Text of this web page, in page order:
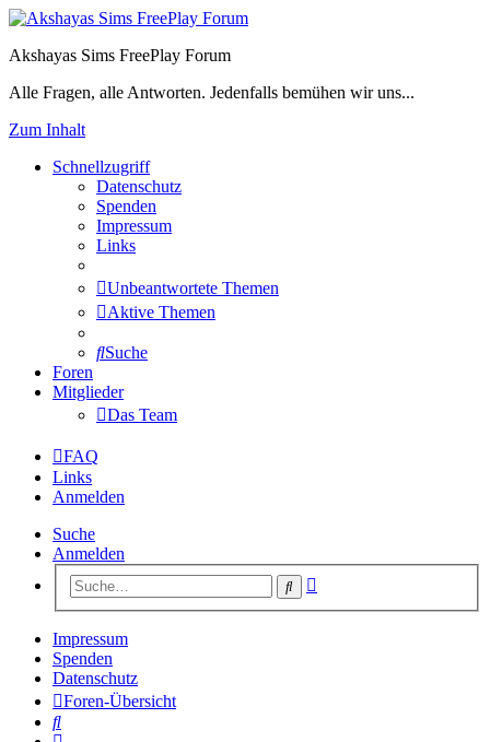
Akshayas Sims FreePlay Forum
Alle Fragen, alle Antworten. Jedenfalls bemühen wir uns...
Zum Inhalt
Schnellzugriff
Datenschutz
Spenden
Impressum
Links
Unbeantwortete Themen
Aktive Themen
Suche
Foren
Mitglieder
Das Team
FAQ
Links
Anmelden
Suche
Anmelden
Suche
Impressum
Spenden
Datenschutz
Foren-Übersicht
Suche